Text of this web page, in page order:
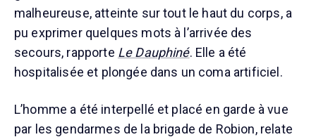
malheureuse, atteinte sur tout le haut du corps, a
pu exprimer quelques mots à l’arrivée des
secours, rapporte Le Dauphiné. Elle a été
hospitalisée et plongée dans un coma artificiel.
L’homme a été interpellé et placé en garde à vue
par les gendarmes de la brigade de Robion, relate